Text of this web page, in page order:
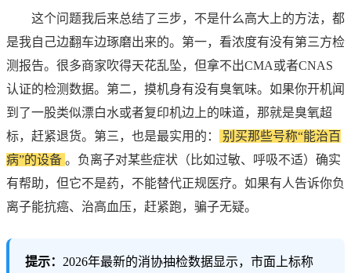
这个问题我后来总结了三步，不是什么高大上的方法，都
是我自己边翻车边琢磨出来的。第一，看浓度有没有第三方检
测报告。很多商家吹得天花乱坠，但拿不出CMA或者CNAS
认证的检测数据。第二，摸机身有没有臭氧味。如果你开机闻
到了一股类似漂白水或者复印机边上的味道，那就是臭氧超
标，赶紧退货。第三，也是最实用的：
别买那些号称“能治百
病”的设备 。负离子对某些症状（比如过敏、呼吸不适）确实
有帮助，但它不是药，不能替代正规医疗。如果有人告诉你负
离子能抗癌、治高血压，赶紧跑，骗子无疑。
提示： 2026年最新的消协抽检数据显示，市面上标称